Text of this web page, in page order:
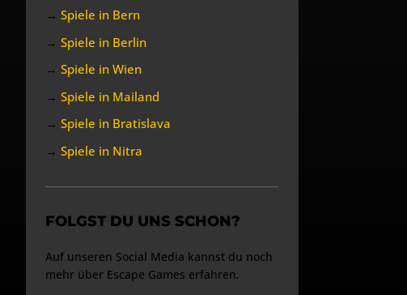
→ Spiele in Bern
→ Spiele in Berlin
→ Spiele in Wien
→ Spiele in Mailand
→ Spiele in Bratislava
→ Spiele in Nitra
FOLGST DU UNS SCHON?
Auf unseren Social Media kannst du noch
mehr über Escape Games erfahren.